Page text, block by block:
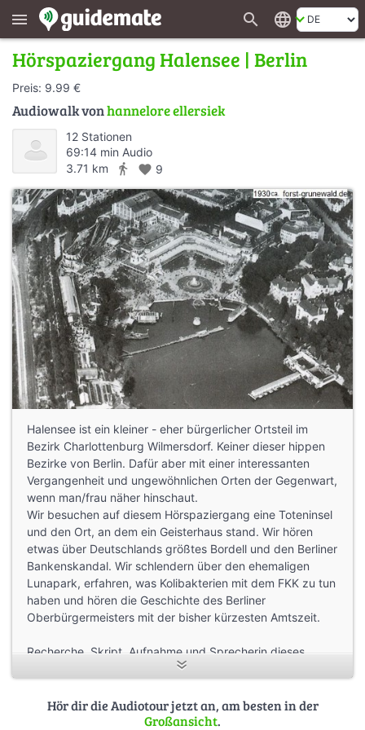
menu search language
Hörspaziergang Halensee | Berlin
Preis: 9.99 €
Audiowalk vonhannelore ellersiek
12 Stationen
69:14 min Audio
3.71 km
directions_walk favorite 9
Halensee ist ein kleiner - eher bürgerlicher Ortsteil im
Bezirk Charlottenburg Wilmersdorf. Keiner dieser hippen
Bezirke von Berlin. Dafür aber mit einer interessanten
Vergangenheit und ungewöhnlichen Orten der Gegenwart,
wenn man/frau näher hinschaut.
Wir besuchen auf diesem Hörspaziergang eine Toteninsel
und den Ort, an dem ein Geisterhaus stand. Wir hören
etwas über Deutschlands größtes Bordell und den Berliner
Bankenskandal. Wir schlendern über den ehemaligen
Lunapark, erfahren, was Kolibakterien mit dem FKK zu tun
haben und hören die Geschichte des Berliner
Oberbürgermeisters mit der bisher kürzesten Amtszeit.
Recherche, Skript, Aufnahme und Sprecherin dieses
Audiowalks: Hannelore Ellersiek
Quellen: Wir waren bestrebt, die Urheber zu allen
Hör dir die Audiotour jetzt an, am besten in der
Großansicht.